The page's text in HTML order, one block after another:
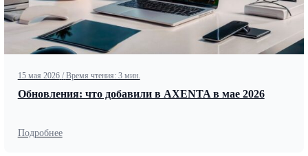
15 мая 2026 / Время чтения: 3 мин.
Обновления: что добавили в AXENTA в мае 2026
Подробнее